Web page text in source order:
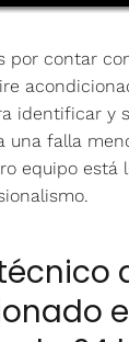
por contar
identificar y
una falla
equipo está